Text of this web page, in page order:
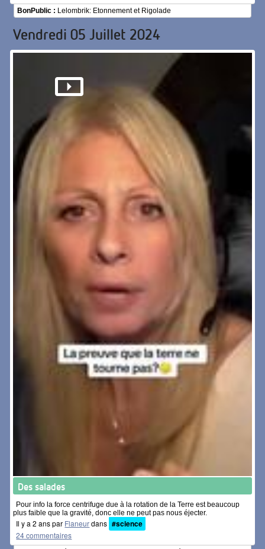
BonPublic : Lelombrik: Etonnement et Rigolade
Vendredi 05 Juillet 2024
Des salades
Pour info la force centrifuge due à la rotation de la Terre est beaucoup
plus faible que la gravité, donc elle ne peut pas nous éjecter.
Il y a 2 ans par Flaneurdans #science
24 commentaires